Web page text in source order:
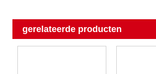
gerelateerde producten